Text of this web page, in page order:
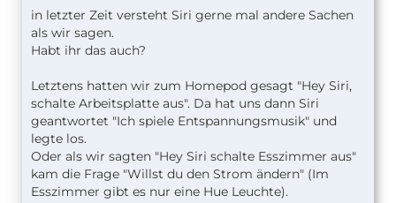
in letzter Zeit versteht Siri gerne mal andere Sachen
als wir sagen.
Habt ihr das auch?
Letztens hatten wir zum Homepod gesagt "Hey Siri,
schalte Arbeitsplatte aus". Da hat uns dann Siri
geantwortet "Ich spiele Entspannungsmusik" und
legte los.
Oder als wir sagten "Hey Siri schalte Esszimmer aus"
kam die Frage "Willst du den Strom ändern" (Im
Esszimmer gibt es nur eine Hue Leuchte).